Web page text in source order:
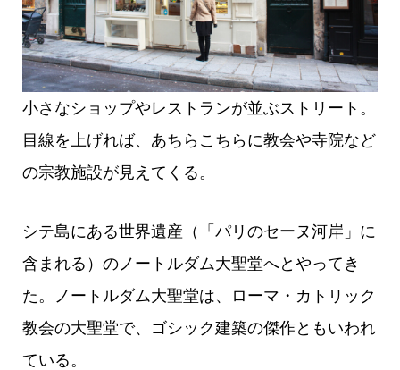
小さなショップやレストランが並ぶストリート。
目線を上げれば、あちらこちらに教会や寺院など
の宗教施設が見えてくる。
シテ島にある世界遺産（「パリのセーヌ河岸」に
含まれる）のノートルダム大聖堂へとやってき
た。ノートルダム大聖堂は、ローマ・カトリック
教会の大聖堂で、ゴシック建築の傑作ともいわれ
ている。